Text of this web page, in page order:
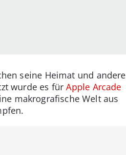
seine Heimat und andere
wurde es fürApple Arcade
makrografische Welt aus